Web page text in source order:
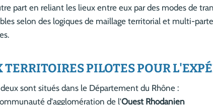
part en reliant les lieux entre eux par des modes de
selon des logiques de maillage territorial et multi-
TERRITOIRES PILOTES POUR
deux sont situés dans le Département du Rhône :
d'agglomération de l'Ouest Rhodanien